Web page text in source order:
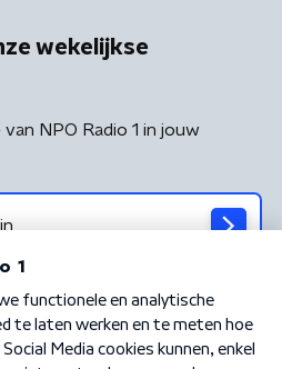
wekelijkse
NPO Radio 1 in jouw